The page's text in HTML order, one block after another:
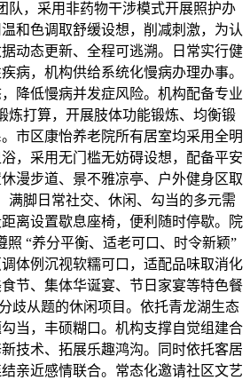
队，采用非药物干涉模式开展照护办
和色调取舒缓设想，削减刺激，为认
动态更新、全程可逃溯。日常实行健
病，机构供给系统化慢病办理办事。
降低慢病并发症风险。机构配备专业
炼打算，开展肢体功能锻炼、均衡锻
市区康怡养老院所有居室均采用全明
，采用无门槛无妨碍设想，配备平安
漫步道、景不雅凉亭、户外健身区取
满脚日常社交、休闲、勾当的多元需
离设置歇息座椅，便利随时停歇。院
“养分平衡、适老可口、时令新颖”
体例沉视软糯可口，适配品味取消化
节、集体华诞宴、节日家宴等特色餐
歧从题的休闲项目。依托青龙湖生态
当，丰硕糊口。机构支撑自觉组建合
技术、拓展乐趣鸿沟。同时依托客居
亲近感情联合。常态化邀请社区文艺